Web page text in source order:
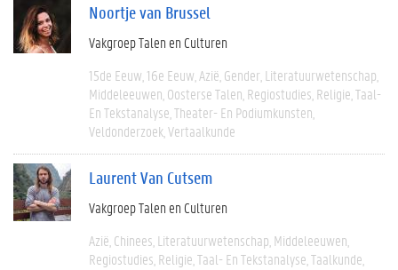
Noortje van Brussel
Vakgroep Talen en Culturen
15de Eeuw 16e Eeuw Azië Gender Literatuurwetenschap
Middeleeuwen Oosterse Talen Regiostudies Religie Taal-
En Tekstanalyse Theater- En Podiumkunsten
Veldonderzoek Vertaalkunde
Laurent Van Cutsem
Vakgroep Talen en Culturen
Azië Chinees Literatuurwetenschap Middeleeuwen
Regiostudies Religie Taal- En Tekstanalyse Taalkunde